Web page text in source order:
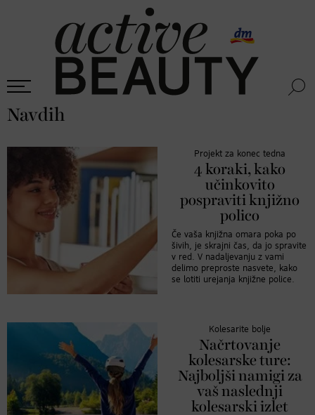
Navdih
Projekt za konec tedna
4 koraki, kako
učinkovito
pospraviti knjižno
polico
Če vaša knjižna omara poka po
šivih, je skrajni čas, da jo spravite
v red. V nadaljevanju z vami
delimo preproste nasvete, kako
se lotiti urejanja knjižne police.
Kolesarite bolje
Načrtovanje
kolesarske ture:
Najboljši namigi za
vaš naslednji
kolesarski izlet